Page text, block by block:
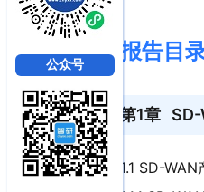
报告目
第1章 SD-
1.1 SD-
公众号